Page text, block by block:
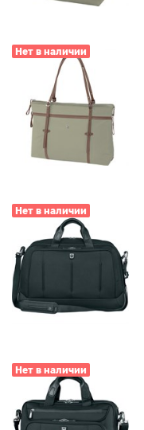
Нет в наличии
Нет в наличии
Нет в наличии